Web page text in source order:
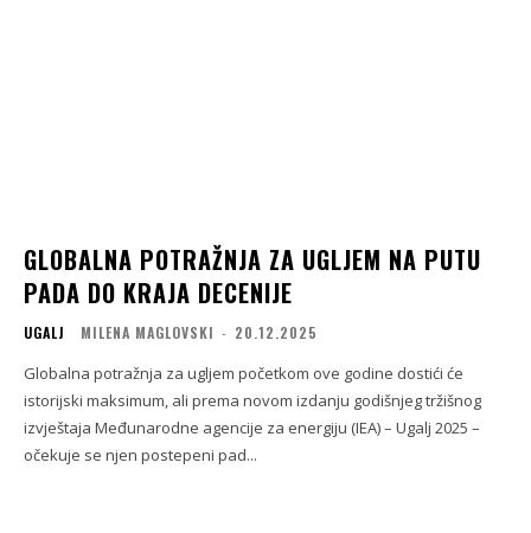
GLOBALNA POTRAŽNJA ZA UGLJEM NA PUTU
PADA DO KRAJA DECENIJE
UGALJ MILENA MAGLOVSKI - 20.12.2025
Globalna potražnja za ugljem početkom ove godine dostići će
istorijski maksimum, ali prema novom izdanju godišnjeg tržišnog
izvještaja Međunarodne agencije za energiju (IEA) – Ugalj 2025 –
očekuje se njen postepeni pad...